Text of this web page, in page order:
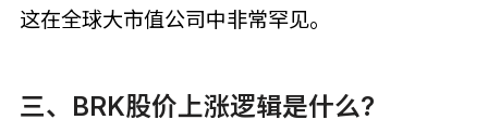
这在全球大市值公司中非常罕见。
三、BRK股价上涨逻辑是什么?